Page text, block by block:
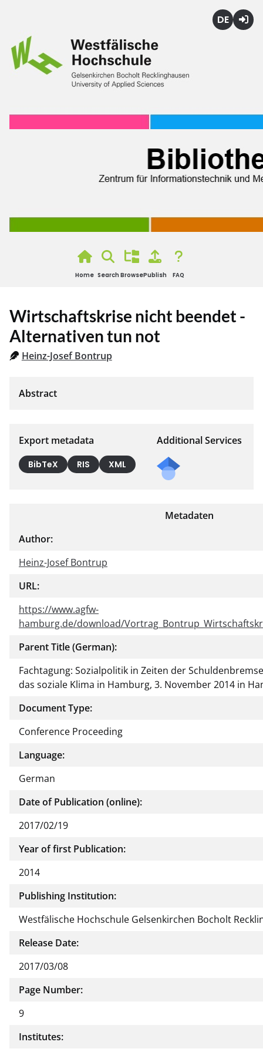
Home Search BrowsePublish FAQ
Wirtschaftskrise nicht beendet -
Alternativen tun not
Heinz-Josef Bontrup
Export metadata
BibTeX RIS XML
Additional Services
Metadaten
Author:
Heinz-Josef Bontrup
URL:
https://www.agfw-
hamburg.de/download/
Parent Title (German):
Fachtagung: Sozialpolitik in Zeiten der
das soziale Klima in Hamburg, 3. November 2014 in
Document Type:
Conference Proceeding
Language:
German
Date of Publication (online):
2017/02/19
Year of first Publication:
2014
Publishing Institution:
Westfälische Hochschule Gelsenkirchen Bocholt
Release Date:
2017/03/08
Page Number:
9
Institutes: